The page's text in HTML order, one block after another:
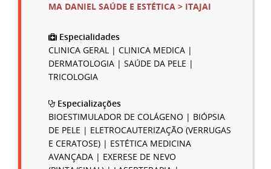
MA DANIEL SAÚDE E ESTÉTICA > ITAJAI
Especialidades
CLINICA GERAL | CLINICA MEDICA |
DERMATOLOGIA | SAÚDE DA PELE |
TRICOLOGIA
Especializações
BIOESTIMULADOR DE COLÁGENO | BIÓPSIA
DE PELE | ELETROCAUTERIZAÇÃO (VERRUGAS
E CERATOSE) | ESTÉTICA MEDICINA
AVANÇADA | EXERESE DE NEVO